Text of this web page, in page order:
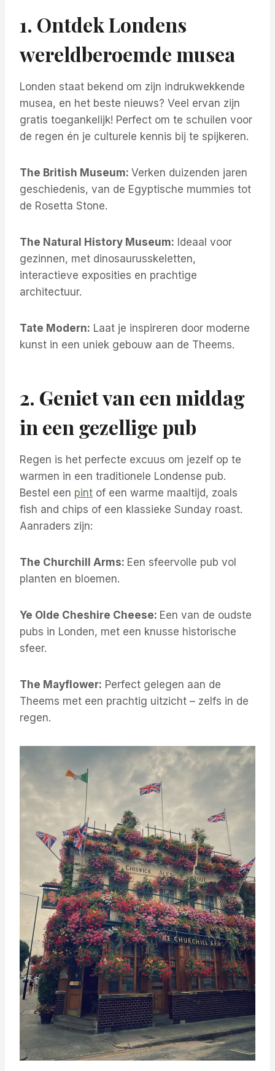
1. Ontdek Londens
wereldberoemde musea
Londen staat bekend om zijn indrukwekkende
musea, en het beste nieuws? Veel ervan zijn
gratis toegankelijk! Perfect om te schuilen voor
de regen én je culturele kennis bij te spijkeren.
The British Museum: Verken duizenden jaren
geschiedenis, van de Egyptische mummies tot
de Rosetta Stone.
The Natural History Museum: Ideaal voor
gezinnen, met dinosaurusskeletten,
interactieve exposities en prachtige
architectuur.
Tate Modern: Laat je inspireren door moderne
kunst in een uniek gebouw aan de Theems.
2. Geniet van een middag
in een gezellige pub
Regen is het perfecte excuus om jezelf op te
warmen in een traditionele Londense pub.
Bestel een pint of een warme maaltijd, zoals
fish and chips of een klassieke Sunday roast.
Aanraders zijn:
The Churchill Arms: Een sfeervolle pub vol
planten en bloemen.
Ye Olde Cheshire Cheese: Een van de oudste
pubs in Londen, met een knusse historische
sfeer.
The Mayflower: Perfect gelegen aan de
Theems met een prachtig uitzicht – zelfs in de
regen.